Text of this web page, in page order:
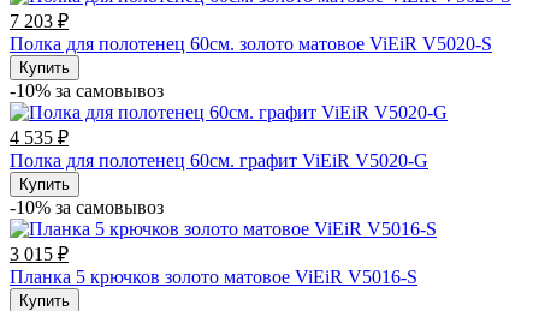
7 203 ₽
Полка для полотенец 60см. золото матовое ViEiR V5020-S
Купить
-10% за cамовывоз
4 535 ₽
Полка для полотенец 60см. графит ViEiR V5020-G
Купить
-10% за cамовывоз
3 015 ₽
Планка 5 крючков золото матовое ViEiR V5016-S
Купить